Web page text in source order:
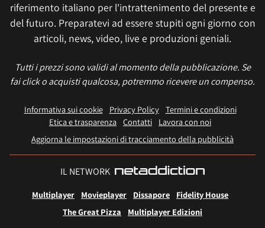
riferimento italiano per l'intrattenimento del presente e
del futuro. Preparatevi ad essere stupiti ogni giorno con
articoli, news, video, live e produzioni geniali.
Tutti i prezzi sono validi al momento della pubblicazione. Se
fai click o acquisti qualcosa, potremmo ricevere un compenso.
Informativa sui cookie Privacy Policy
Termini e condizioni
Etica e trasparenza Contatti
Lavora con noi
Aggiorna le impostazioni di tracciamento della pubblicità
IL NETWORK
Multiplayer Movieplayer Dissapore
Fidelity House
The Great Pizza
Multiplayer Edizioni